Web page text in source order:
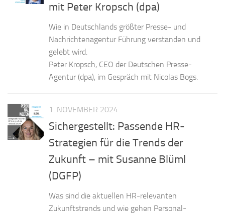
mit Peter Kropsch (dpa)
Wie in Deutschlands größter Presse- und
Nachrichtenagentur Führung verstanden und
gelebt wird.
Peter Kropsch, CEO der Deutschen Presse-
Agentur (dpa), im Gespräch mit Nicolas Bogs.
1. NOVEMBER 2024
Sichergestellt: Passende HR-
Strategien für die Trends der
Zukunft – mit Susanne Blüml
(DGFP)
Was sind die aktuellen HR-relevanten
Zukunftstrends und wie gehen Personal-